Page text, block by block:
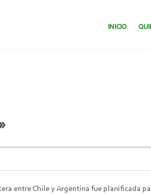
SALTAR AL
INICIO
entre Chile y Argentina fue planificada